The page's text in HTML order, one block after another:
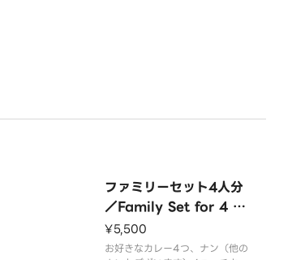
ファミリーセット4人分
／Family Set for 4 pe
ople
¥5,500
お好きなカレー4つ、ナン（他の